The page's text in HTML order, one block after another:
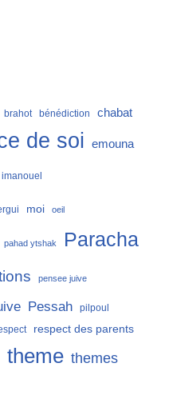
brahot bénédiction chabat
de soi emouna
imanouel
moi oeil
pahad ytshak Paracha
pensee juive
Pessah
pilpoul
respect des parents
theme themes